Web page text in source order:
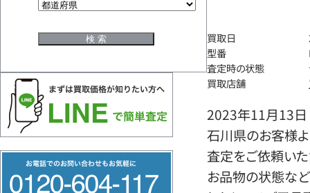
リ
買取日
型番
査定時の状態
買取店舗
2023年11月13日
石川県のお客様よ
査定をご依頼いた
お品物の状態など